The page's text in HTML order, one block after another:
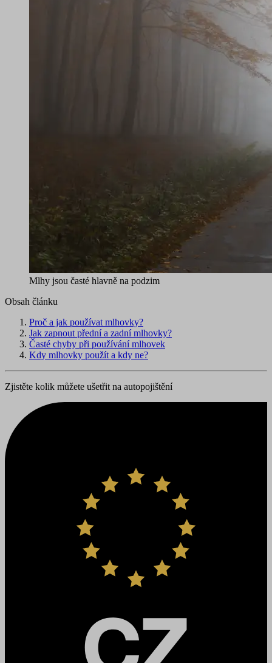
Mlhy jsou časté hlavně na podzim
Obsah článku
Proč a jak používat mlhovky?
Jak zapnout přední a zadní mlhovky?
Časté chyby při používání mlhovek
Kdy mlhovky použít a kdy ne?
Zjistěte kolik můžete ušetřit na autopojištění